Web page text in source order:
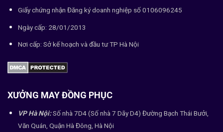
Giấy chứng nhận Đăng ký doanh nghiệp số 0106096245
Ngày cấp: 28/01/2013
Nơi cấp: Sở kế hoạch và đầu tư TP Hà Nội
XƯỞNG MAY ĐỒNG PHỤC
VP Hà Nội:Số nhà 7D4 (Số nhà 7 Dãy D4) Đường Bạch Thái Bưởi,
Văn Quán, Quận Hà Đông, Hà Nội